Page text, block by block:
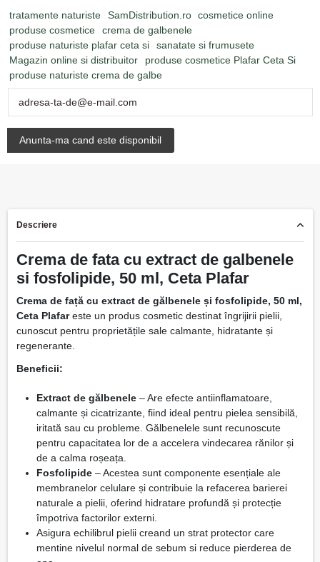
tratamente naturiste SamDistribution.ro cosmetice online
produse cosmetice
crema de galbenele
produse naturiste plafar ceta si
sanatate si frumusete
Magazin online si distribuitor
produse cosmetice Plafar Ceta Si
produse naturiste crema de galbe
Descriere
Crema de fata cu extract de galbenele
si fosfolipide, 50 ml, Ceta Plafar
Crema de față cu extract de gălbenele și fosfolipide, 50 ml,
Ceta Plafareste un produs cosmetic destinat îngrijirii pielii,
cunoscut pentru proprietățile sale calmante, hidratante și
regenerante.
Beneficii:
Extract de gălbenele– Are efecte antiinflamatoare,
calmante și cicatrizante, fiind ideal pentru pielea sensibilă,
iritată sau cu probleme. Gălbenelele sunt recunoscute
pentru capacitatea lor de a accelera vindecarea rănilor și
de a calma roșeața.
Fosfolipide– Acestea sunt componente esențiale ale
membranelor celulare și contribuie la refacerea barierei
naturale a pielii, oferind hidratare profundă și protecție
împotriva factorilor externi.
Asigura echilibrul pielii creand un strat protector care
mentine nivelul normal de sebum si reduce pierderea de